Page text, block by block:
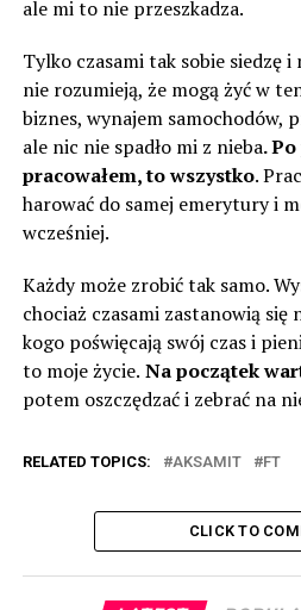
ale mi to nie przeszkadza.
Tylko czasami tak sobie siedzę
nie rozumieją, że mogą żyć w
biznes, wynajem samochodów,
ale nic nie spadło mi z nieba.
pracowałem, to wszystko.
harować do samej emerytury i
wcześniej.
Każdy może zrobić tak samo.
chociaż czasami zastanowią się
kogo poświęcają swój czas i
to moje życie. Na początek
potem oszczędzać i zebrać na
RELATED TOPICS: AKSAMIT FT
CLICK TO